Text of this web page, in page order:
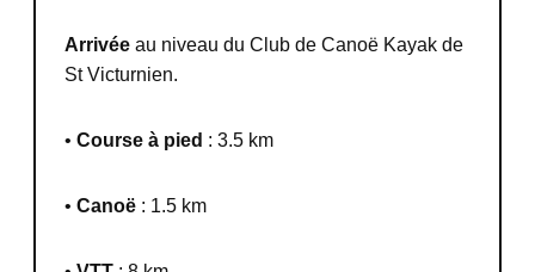
Arrivéeau niveau du Club de Canoë Kayak de
St Victurnien.
• Course à pied : 3.5 km
•Canoë : 1.5 km